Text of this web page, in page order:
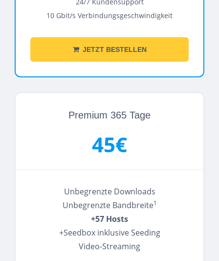
10 Gbit/s Verbindungsgeschwindigkeit
JETZT BESTELLEN
Premium 365 Tage
45€
Unbegrenzte Downloads
Unbegrenzte Bandbreite1
+57 Hosts
+Seedbox inklusive Seeding
Video-Streaming